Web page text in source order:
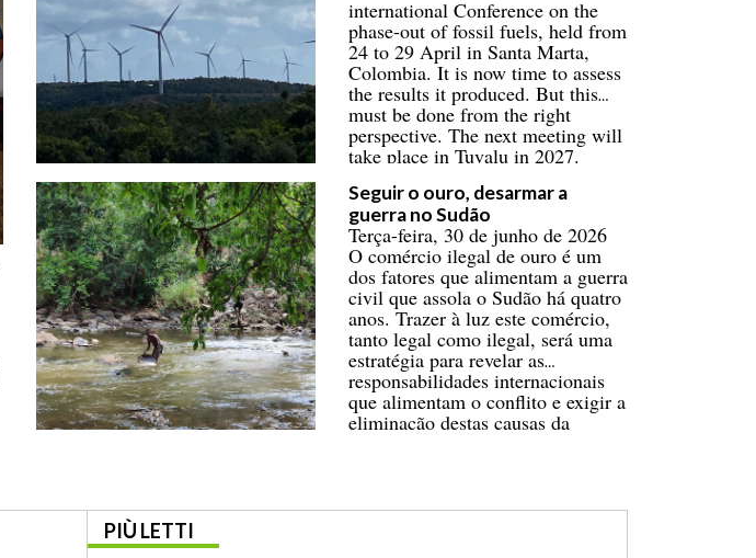
international Conference on the
phase-out of fossil fuels, held from
24 to 29 April in Santa Marta,
Colombia. It is now time to assess
the results it produced. But this
must be done from the right
perspective. The next meeting will
take place in Tuvalu in 2027.
Seguir o ouro, desarmar a
guerra no Sudão
Terça-feira, 30 de junho de 2026
O comércio ilegal de ouro é um
dos fatores que alimentam a guerra
civil que assola o Sudão há quatro
anos. Trazer à luz este comércio,
tanto legal como ilegal, será uma
estratégia para revelar as
responsabilidades internacionais
que alimentam o conflito e exigir a
eliminação destas causas da
PIÙ LETTI